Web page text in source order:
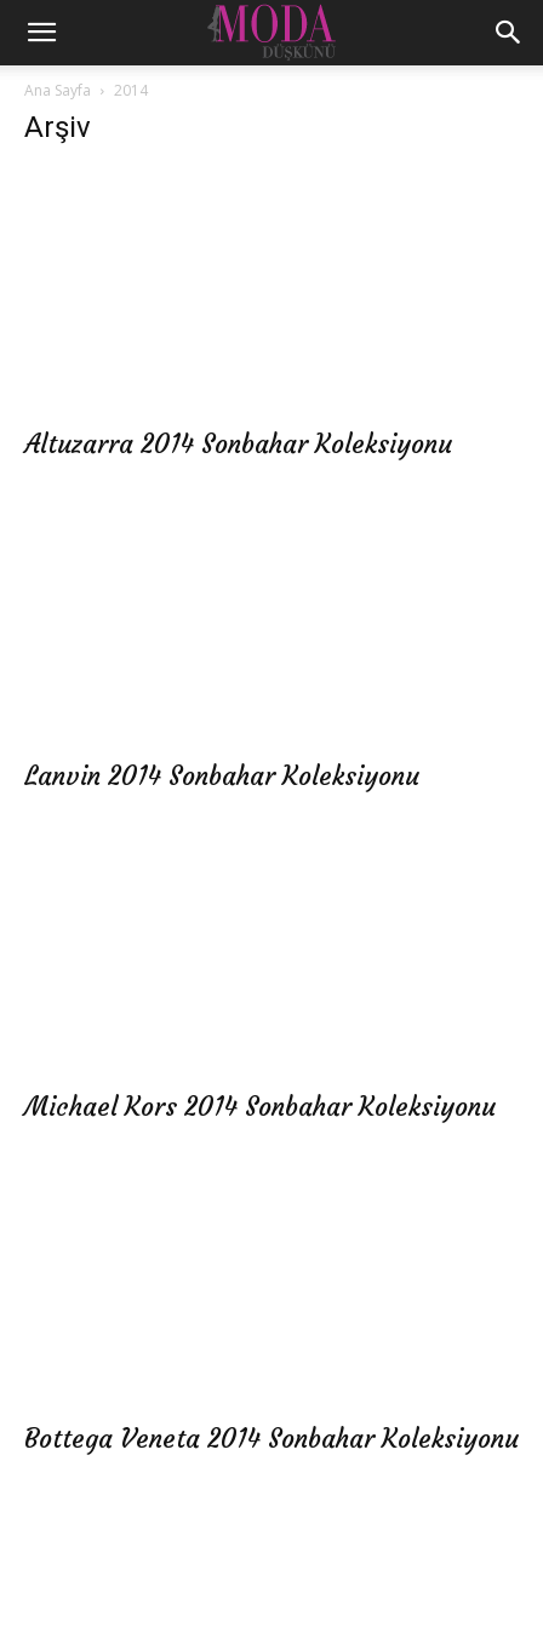
Ana Sayfa 2014
Arşiv
Altuzarra 2014 Sonbahar Koleksiyonu
Lanvin 2014 Sonbahar Koleksiyonu
Michael Kors 2014 Sonbahar Koleksiyonu
Bottega Veneta 2014 Sonbahar Koleksiyonu